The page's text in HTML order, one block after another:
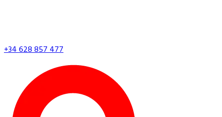
+34 628 857 477